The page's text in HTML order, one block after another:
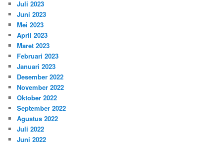
Juli 2023
Juni 2023
Mei 2023
April 2023
Maret 2023
Februari 2023
Januari 2023
Desember 2022
November 2022
Oktober 2022
September 2022
Agustus 2022
Juli 2022
Juni 2022